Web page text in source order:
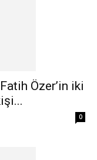
Özer’in iki
0